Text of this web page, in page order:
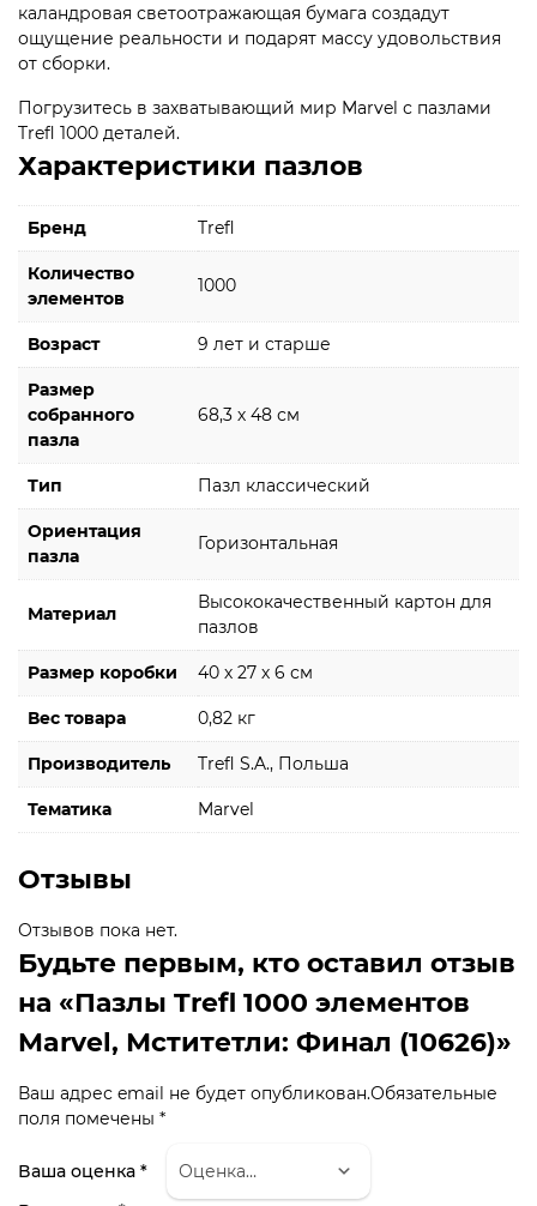
каландровая светоотражающая бумага создадут
ощущение реальности и подарят массу удовольствия
от сборки.
Погрузитесь в захватывающий мир Marvel с пазлами
Trefl 1000 деталей.
Характеристики пазлов
Бренд Trefl
Количество
элементов
1000
Возраст 9 лет и старше
Размер
собранного
пазла
68,3 х 48 см
Тип Пазл классический
Ориентация
пазла
Горизонтальная
Материал
Высококачественный картон для
пазлов
Размер коробки 40 х 27 х 6 см
Вес товара 0,82 кг
Производитель Trefl S.A., Польша
Тематика Marvel
Отзывы
Отзывов пока нет.
Будьте первым, кто оставил отзыв
на «Пазлы Trefl 1000 элементов
Marvel, Мститетли: Финал (10626)»
Ваш адрес email не будет опубликован.Обязательные
поля помечены *
Ваша оценка *